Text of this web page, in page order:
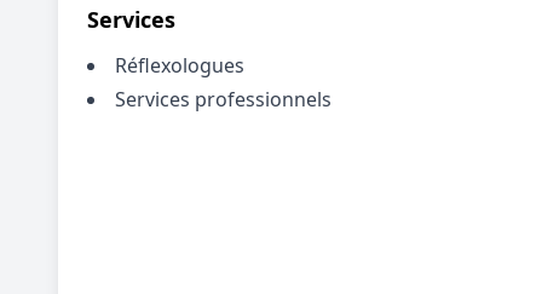
Services
Réflexologues
Services professionnels